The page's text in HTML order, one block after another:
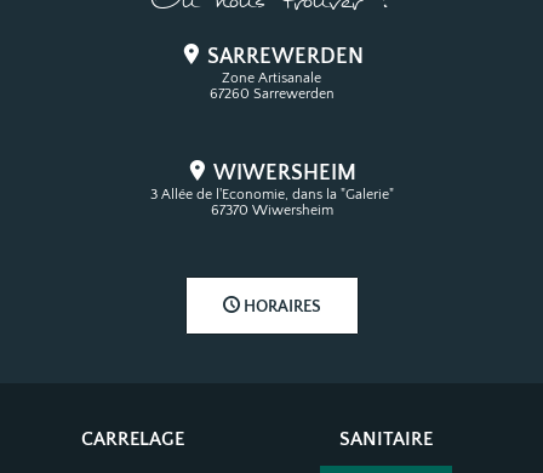
SARREWERDEN
Zone Artisanale
67260 Sarrewerden
WIWERSHEIM
3 Allée de l'Economie, dans la "Galerie"
67370 Wiwersheim
HORAIRES
CARRELAGE SANITAIRE